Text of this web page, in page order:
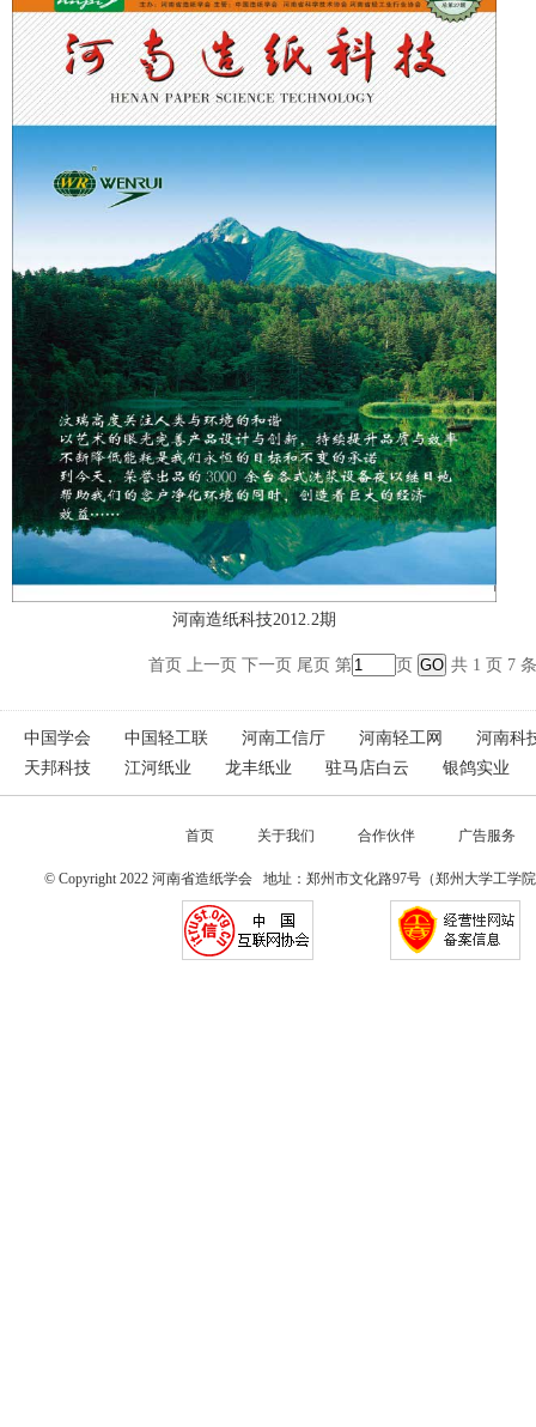
河南造纸科技2012.2期
首页 上一页 下一页 尾页 第 页 共 1 页 7
中国学会 中国轻工联 河南工信厅 河南轻工网
河南科
天邦科技
江河纸业 龙丰纸业 驻马店白云 银鸽实业
首页 关于我们 合作伙伴 广告服务
© Copyright 2022 河南省造纸学会 地址：郑州市文化路97号（郑州大学工学